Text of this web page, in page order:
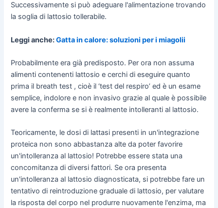
Successivamente si può adeguare l'alimentazione trovando
la soglia di lattosio tollerabile.
Leggi anche:Gatta in calore: soluzioni per i miagolii
Probabilmente era già predisposto. Per ora non assuma
alimenti contenenti lattosio e cerchi di eseguire quanto
prima il breath test , cioè il ‘test del respiro’ ed è un esame
semplice, indolore e non invasivo grazie al quale è possibile
avere la conferma se si è realmente intolleranti al lattosio.
Teoricamente, le dosi di lattasi presenti in un'integrazione
proteica non sono abbastanza alte da poter favorire
un'intolleranza al lattosio! Potrebbe essere stata una
concomitanza di diversi fattori. Se ora presenta
un'intolleranza al lattosio diagnosticata, si potrebbe fare un
tentativo di reintroduzione graduale di lattosio, per valutare
la risposta del corpo nel produrre nuovamente l'enzima, ma